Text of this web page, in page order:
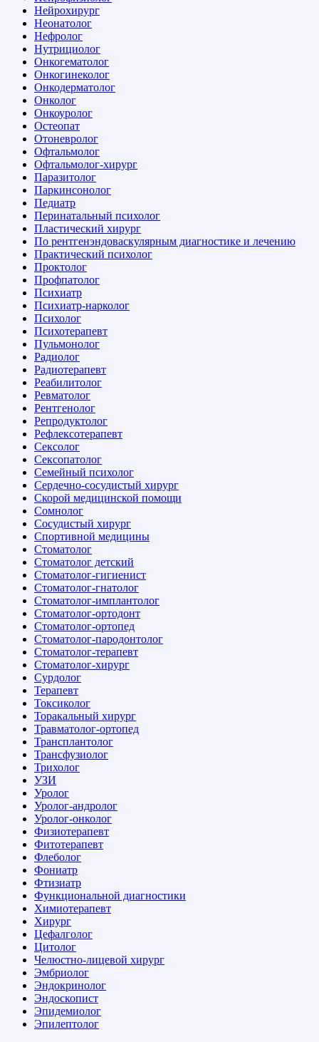
Нейрохирург
Неонатолог
Нефролог
Нутрициолог
Онкогематолог
Онкогинеколог
Онкодерматолог
Онколог
Онкоуролог
Остеопат
Отоневролог
Офтальмолог
Офтальмолог-хирург
Паразитолог
Паркинсонолог
Педиатр
Перинатальный психолог
Пластический хирург
По рентгенэндоваскулярным диагностике и лечению
Практический психолог
Проктолог
Профпатолог
Психиатр
Психиатр-нарколог
Психолог
Психотерапевт
Пульмонолог
Радиолог
Радиотерапевт
Реабилитолог
Ревматолог
Рентгенолог
Репродуктолог
Рефлексотерапевт
Сексолог
Сексопатолог
Семейный психолог
Сердечно-сосудистый хирург
Скорой медицинской помощи
Сомнолог
Сосудистый хирург
Спортивной медицины
Стоматолог
Стоматолог детский
Стоматолог-гигиенист
Стоматолог-гнатолог
Стоматолог-имплантолог
Стоматолог-ортодонт
Стоматолог-ортопед
Стоматолог-пародонтолог
Стоматолог-терапевт
Стоматолог-хирург
Сурдолог
Терапевт
Токсиколог
Торакальный хирург
Травматолог-ортопед
Трансплантолог
Трансфузиолог
Трихолог
УЗИ
Уролог
Уролог-андролог
Уролог-онколог
Физиотерапевт
Фитотерапевт
Флеболог
Фониатр
Фтизиатр
Функциональной диагностики
Химиотерапевт
Хирург
Цефалголог
Цитолог
Челюстно-лицевой хирург
Эмбриолог
Эндокринолог
Эндоскопист
Эпидемиолог
Эпилептолог